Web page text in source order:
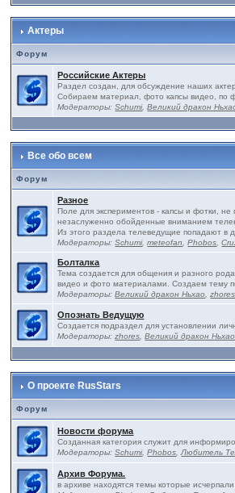
Актеры
Форум
Российские Актеры
Раздел создан, для обсуждение наших
Собираем материал, фото капсы видео, по
Модераторы:Schumi,Великий дракон
Все обо всем
Форум
Разное
Поле для экспериментов - капсы и фотки,
незаслуженно обойденные вниманием
Из этого раздела телеведущие попадают в
Модераторы:Schumi,meteofan,Phobos,
Болталка
Тема создается для общения и разного
видео и фото материалами. Создаем тему
Модераторы:Великий дракон Ньхао,zhores
Опознать Ведущую
Создается подраздел для установлении
Модераторы:zhores,Великий дракон Ньхао
О проекте RusStars
Форум
Новости форума
Созданная категория служит для
Модераторы:Schumi,Phobos,Любитель
Архив Форума.
в архиве находятся темы которые